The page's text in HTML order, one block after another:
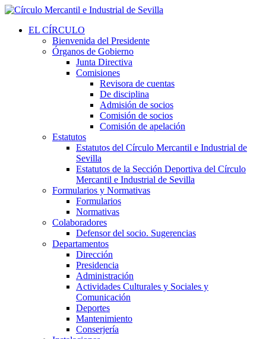
EL CÍRCULO
Bienvenida del Presidente
Órganos de Gobierno
Junta Directiva
Comisiones
Revisora de cuentas
De disciplina
Admisión de socios
Comisión de socios
Comisión de apelación
Estatutos
Estatutos del Círculo Mercantil e Industrial de
Sevilla
Estatutos de la Sección Deportiva del Círculo
Mercantil e Industrial de Sevilla
Formularios y Normativas
Formularios
Normativas
Colaboradores
Defensor del socio. Sugerencias
Departamentos
Dirección
Presidencia
Administración
Actividades Culturales y Sociales y
Comunicación
Deportes
Mantenimiento
Conserjería